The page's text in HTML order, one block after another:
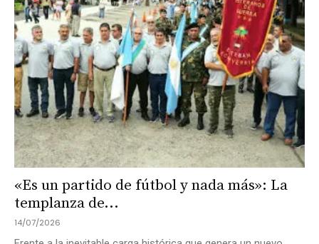
«Es un partido de fútbol y nada más»: La
templanza de...
14/07/2026